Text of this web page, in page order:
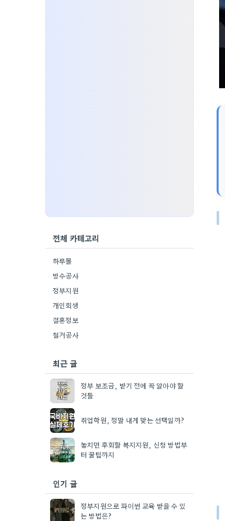
전체 카테고리
하루몰
방수공사
정부지원
개인회생
결혼정보
철거공사
최근 글
정부 보조금, 받기 전에 꼭 알아야 할
것들
취업학원, 정말 내게 맞는 선택일까?
놓치면 후회할 복지지원, 신청 방법부
터 꿀팁까지
인기 글
정부지원으로 파이썬 교육 받을 수 있
는 방법은?